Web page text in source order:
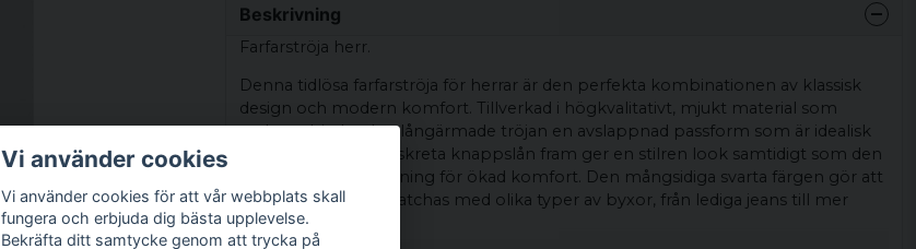
Beskrivning
Farfarströja herr.
Denna tidlösa farfarströja för herrar är den perfekta kombinationen av klassisk
design och modern komfort. Tillverkad i högkvalitativt, mjukt material som
andas, erbjuder den långärmade tröjan en avslappnad passform som är idealisk
för varje dag. Den diskreta knappslån fram ger en stilren look samtidigt som den
tillåter enkel anpassning för ökad komfort. Den mångsidiga svarta färgen gör att
tröjan enkelt kan matchas med olika typer av byxor, från lediga jeans till mer
formella chinos.
Vi använder cookies
Vi använder cookies för att vår webbplats skall
fungera och erbjuda dig bästa upplevelse.
Bekräfta ditt samtycke genom att trycka på